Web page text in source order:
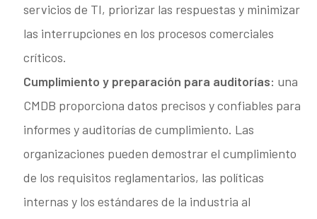
servicios de TI, priorizar las respuestas y minimizar
las interrupciones en los procesos comerciales
críticos.
Cumplimiento y preparación para auditorías: una
CMDB proporciona datos precisos y confiables para
informes y auditorías de cumplimiento. Las
organizaciones pueden demostrar el cumplimiento
de los requisitos reglamentarios, las políticas
internas y los estándares de la industria al